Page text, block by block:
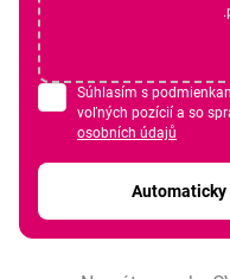
Súhlasím s
voľných pozícií a so
osobních údajů